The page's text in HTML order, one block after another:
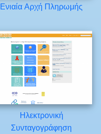
Ενιαία Αρχή Πληρωμής
Ηλεκτρονική
Συνταγογράφηση